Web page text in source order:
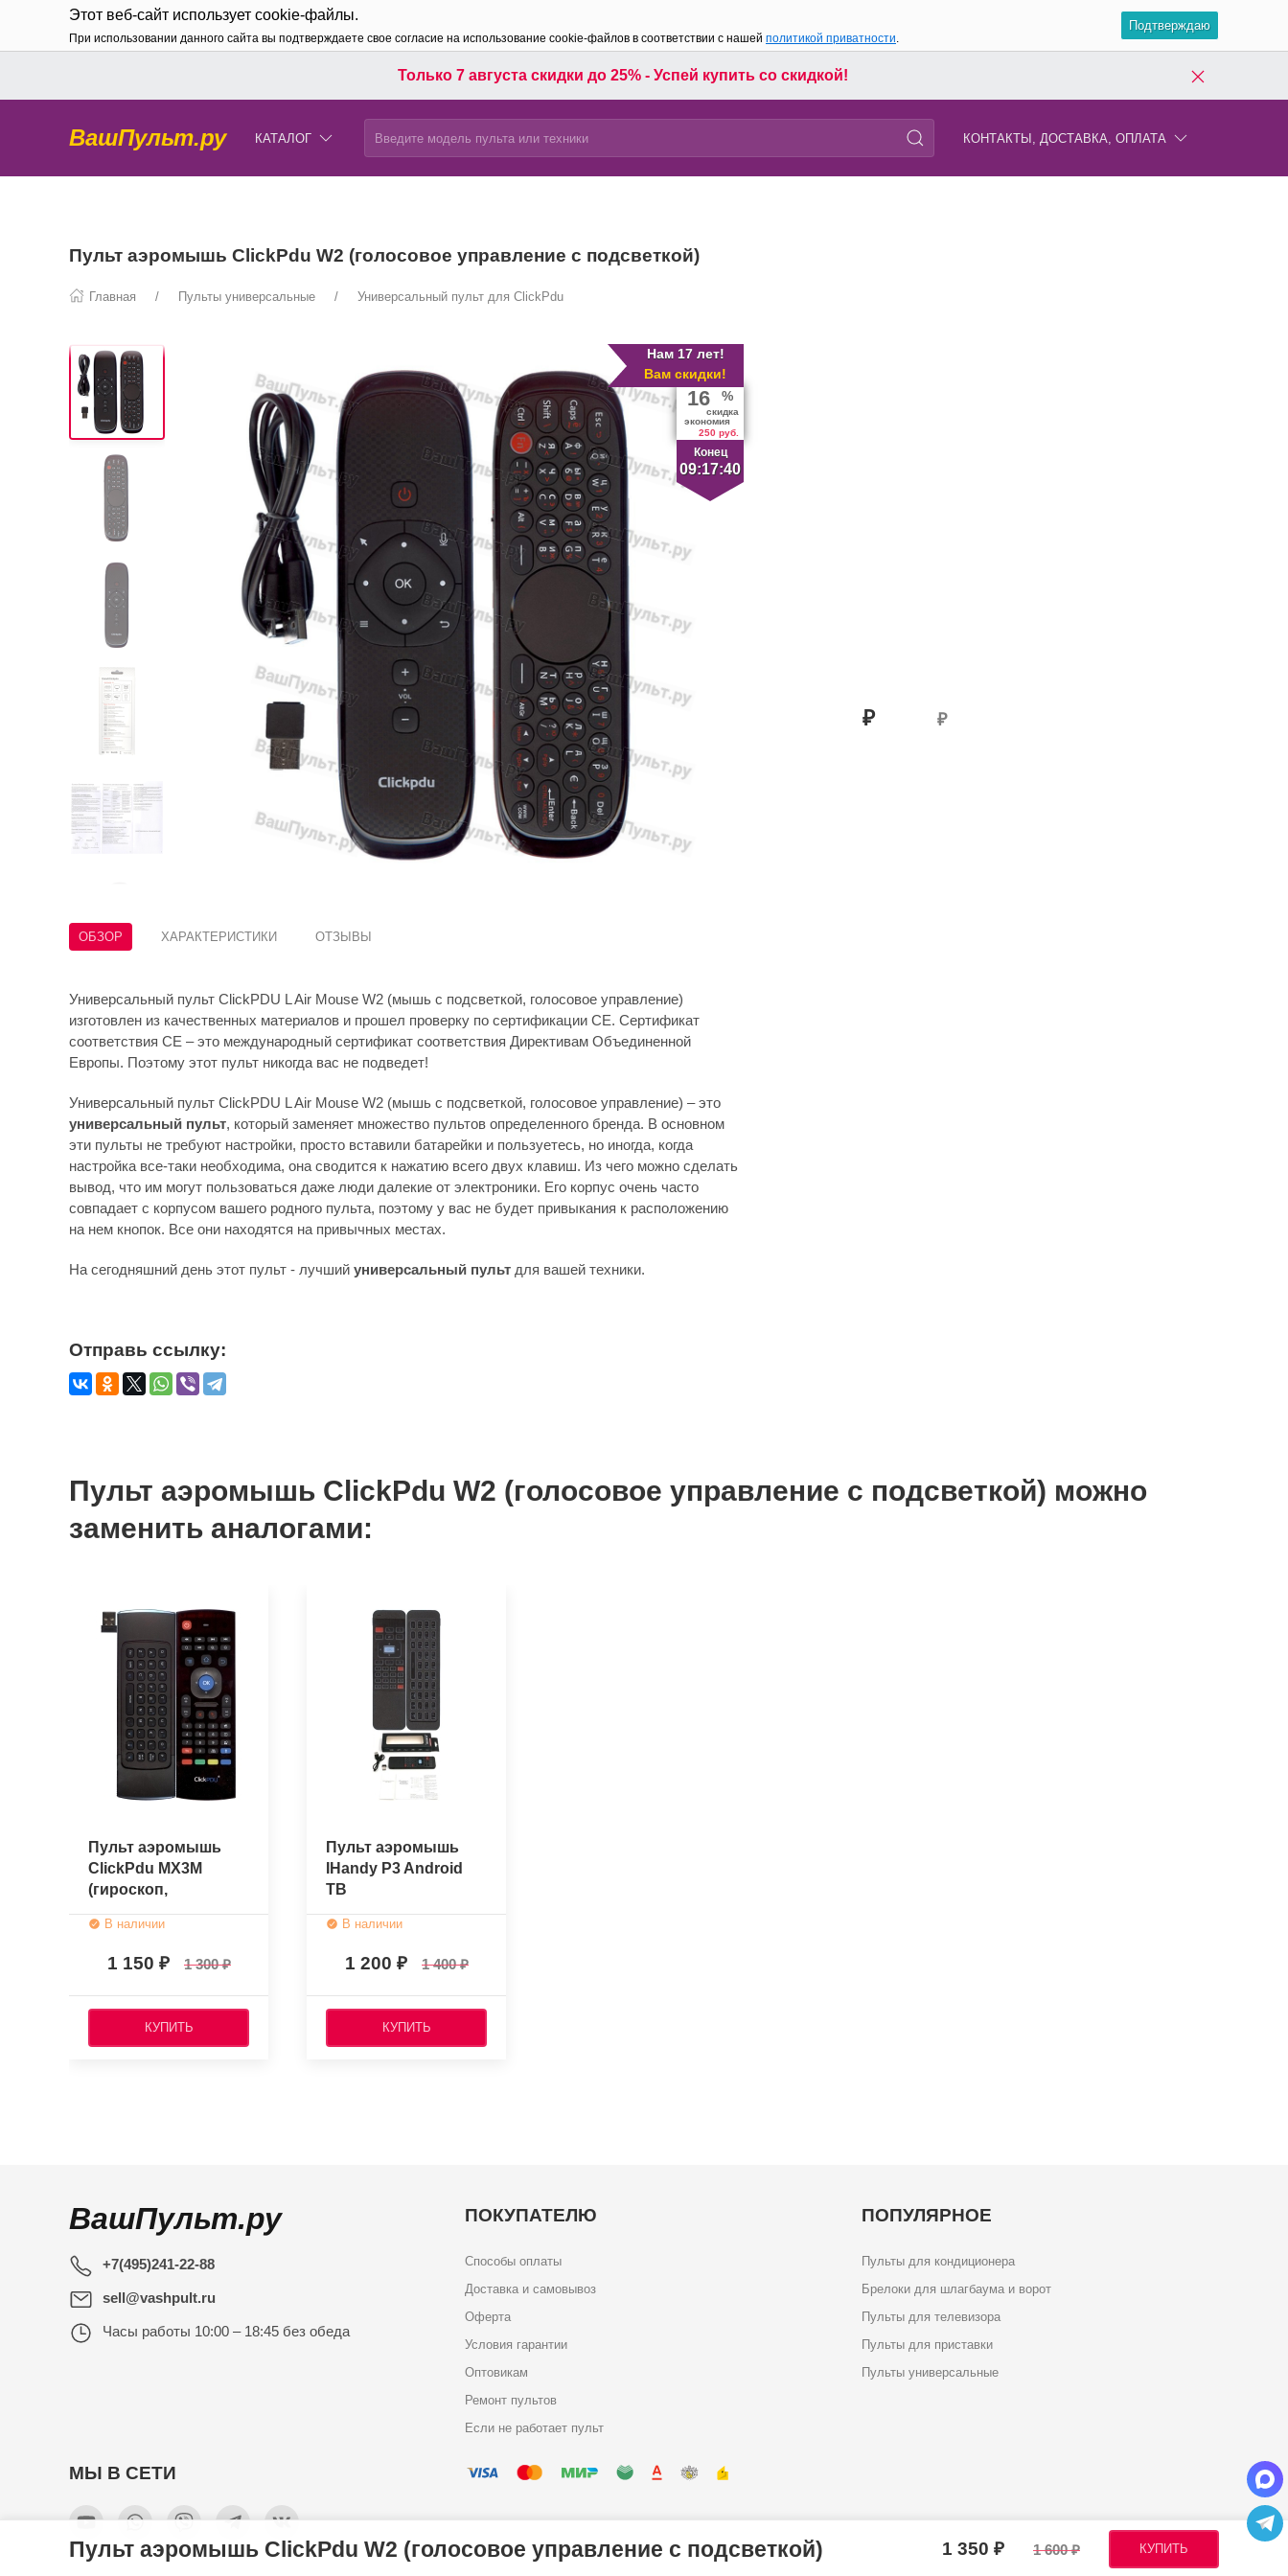
Этот веб-сайт использует cookie-файлы.
При использовании данного сайта вы подтверждаете свое согласие на использование cookie-файлов в соответствии с нашей политикой приватности.
Подтверждаю
Только 7 августа скидки до 25% - Успей купить со скидкой!
ВашПульт.ру КАТАЛОГ КОНТАКТЫ, ДОСТАВКА, ОПЛАТА
Пульт аэромышь ClickPdu W2 (голосовое управление с подсветкой)
Главная Пульты универсальные Универсальный пульт для ClickPdu
Нам 17 лет!
Вам скидки!
Конец
09:17:39
16 %
скидка
экономия
250 руб.
ОБЗОР ХАРАКТЕРИСТИКИ ОТЗЫВЫ
Универсальный пульт ClickPDU L Air Mouse W2 (мышь с подсветкой, голосовое управление)
изготовлен из качественных материалов и прошел проверку по сертификации CE. Сертификат
соответствия СЕ – это международный сертификат соответствия Директивам Объединенной
Европы. Поэтому этот пульт никогда вас не подведет!
Универсальный пульт ClickPDU L Air Mouse W2 (мышь с подсветкой, голосовое управление) – это
универсальный пульт, который заменяет множество пультов определенного бренда. В основном
эти пульты не требуют настройки, просто вставили батарейки и пользуетесь, но иногда, когда
настройка все-таки необходима, она сводится к нажатию всего двух клавиш. Из чего можно сделать
вывод, что им могут пользоваться даже люди далекие от электроники. Его корпус очень часто
совпадает с корпусом вашего родного пульта, поэтому у вас не будет привыкания к расположению
на нем кнопок. Все они находятся на привычных местах.
На сегодняшний день этот пульт - лучший универсальный пульт для вашей техники.
Отправь ссылку:
Пульт аэромышь ClickPdu W2 (голосовое управление с подсветкой) можно
заменить аналогами:
Пульт аэромышь
ClickPdu MX3M
(гироскоп,
голосовое
управление)
В наличии
1 150 1 300
КУПИТЬ
Пульт аэромышь
IHandy P3 Android
ТВ
В наличии
1 200 1 400
КУПИТЬ
Пульт аэромышь ClickPdu W2 (голосовое управление с подсветкой) 1 350 1 600 КУПИТЬ
ВашПульт.ру
+7(495)241-22-88
sell@vashpult.ru
Часы работы 10:00 – 18:45 без обеда
ПОКУПАТЕЛЮ
Способы оплаты
Доставка и самовывоз
Оферта
Условия гарантии
Оптовикам
Ремонт пультов
Если не работает пульт
ПОПУЛЯРНОЕ
Пульты для кондиционера
Брелоки для шлагбаума и ворот
Пульты для телевизора
Пульты для приставки
Пульты универсальные
МЫ В СЕТИ